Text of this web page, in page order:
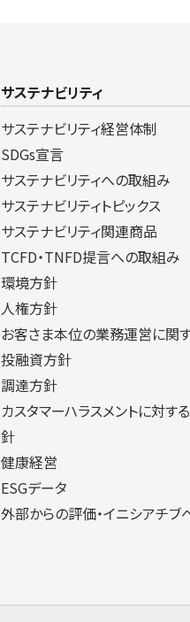
サステナビリティ
サステナビリティ経営体制
SDGs宣言
サステナビリティへの取組み
サステナビリティトピックス
サステナビリティ関連商品
TCFD・TNFD提言への取組み
環境方針
人権方針
お客さま本位の業務運営に関
投融資方針
調達方針
カスタマーハラスメントに対す
針
健康経営
ESGデータ
外部からの評価・イニシアチブ